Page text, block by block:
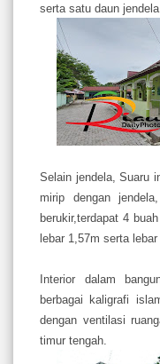
serta satu daun
Selain jendela, Suaru
mirip dengan
berukir,terdapat 4
lebar 1,57m serta
Interior dalam
berbagai kaligrafi
dengan ventilasi
timur tengah.